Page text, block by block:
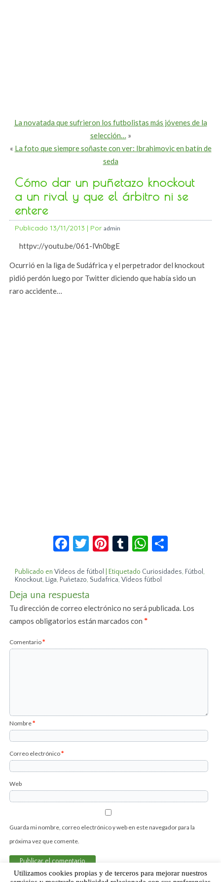
La novatada que sufrieron los futbolistas más jóvenes de la
selección… »
« La foto que siempre soñaste con ver: Ibrahimovic en batín de
seda
Cómo dar un puñetazo knockout
a un rival y que el árbitro ni se
entere
Publicado 13/11/2013 | Por admin
httpv://youtu.be/061-lVn0bgE
Ocurrió en la liga de Sudáfrica y el perpetrador del knockout
pidió perdón luego por Twitter diciendo que había sido un
raro accidente…
Facebook
Twitter
Pinterest
TumblrWhatsApp
Publicado en Vídeos de fútbol Etiquetado Curiosidades, Fútbol,
Knockout, Liga, Puñetazo, Sudafrica,Vídeos fútbol
Deja una respuesta
Tu dirección de correo electrónico no será publicada. Los
campos obligatorios están marcados con*
Comentario*
Nombre*
Correo electrónico*
Web
Guarda mi nombre, correo electrónico y web en este navegador para la
próxima vez que comente.
Utilizamos cookies propias y de terceros para mejorar nuestros